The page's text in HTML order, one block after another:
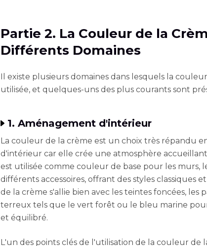
Partie 2. La Couleur de la
Différents Domaines
Il existe plusieurs domaines dans lesquels la
utilisée, et quelques-uns des plus courants sont
1. Aménagement d'intérieur
La couleur de la crème est un choix très répandu
d'intérieur car elle crée une atmosphère
est utilisée comme couleur de base pour les murs,
différents accessoires, offrant des styles classiques
de la crème s'allie bien avec les teintes foncées, les
terreux tels que le vert forêt ou le bleu marine
et équilibré.
L'un des points clés de l'utilisation de la couleur de